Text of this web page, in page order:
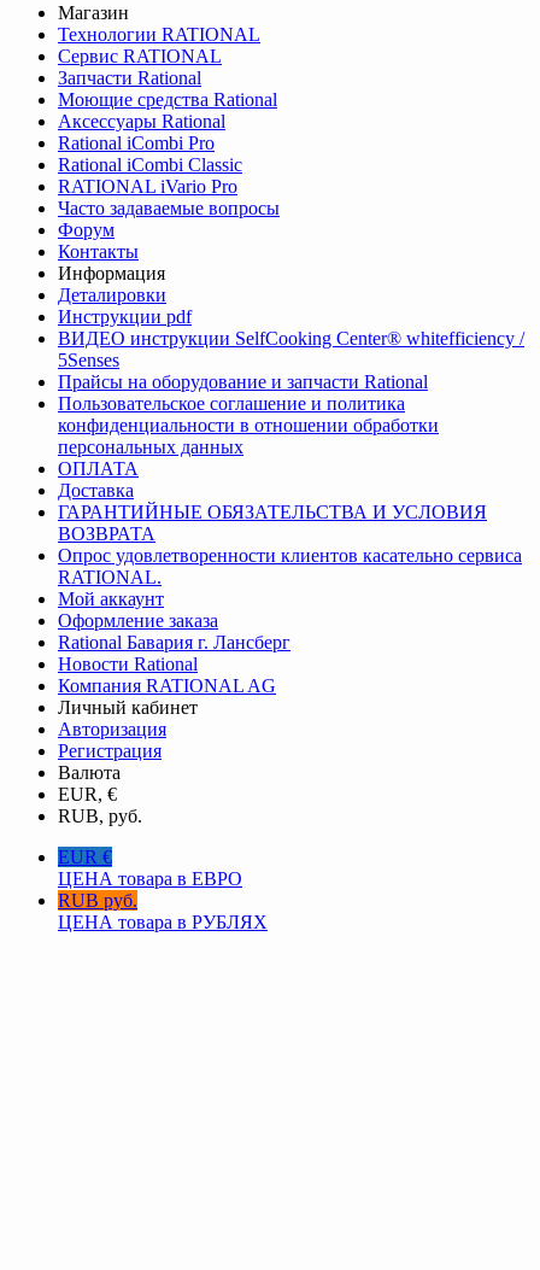
Магазин
Технологии RATIONAL
Сервис RATIONAL
Запчасти Rational
Моющие средства Rational
Аксессуары Rational
Rational iCombi Pro
Rational iCombi Classic
RATIONAL iVario Pro
Часто задаваемые вопросы
Форум
Контакты
Информация
Деталировки
Инструкции pdf
ВИДЕО инструкции SelfCooking Center® whitefficiency /
5Senses
Прайсы на оборудование и запчасти Rational
Пользовательское соглашение и политика
конфиденциальности в отношении обработки
персональных данных
ОПЛАТА
Доставка
ГАРАНТИЙНЫЕ ОБЯЗАТЕЛЬСТВА И УСЛОВИЯ
ВОЗВРАТА
Опрос удовлетворенности клиентов касательно сервиса
RATIONAL.
Мой аккаунт
Оформление заказа
Rational Бавария г. Лансберг
Новости Rational
Компания RATIONAL AG
Личный кабинет
Авторизация
Регистрация
Валюта
EUR, €
RUB, руб.
EUR €
ЦЕНА товара в ЕВРО
RUB руб.
ЦЕНА товара в РУБЛЯХ